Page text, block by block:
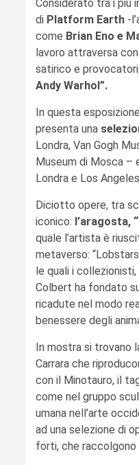
Considerato tra i più
di Platform Earth -
come Brian Eno e
lavoro attraversa
satirico e
Andy Warhol”.
In questa
presenta una
Londra, Van Gogh
Museum di Mosca –
Londra e Los
Diciotto opere, tra
iconico: l’aragosta,
quale l’artista è
metaverso:
le quali i
Colbert ha fondato
ricadute nel modo
benessere degli
In mostra si trovano
Carrara che
con il Minotauro, il
come nel gruppo
umana nell’arte
ad una selezione di
forti, che raccolgono